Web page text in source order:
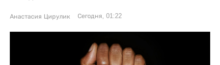
Анастасия Цирулик Сегодня, 01:22